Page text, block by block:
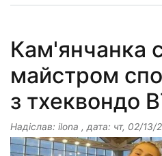
Кам'янчанка
майстром
з тхеквондо
Надіслав: ilona , дата: чт, 02/13/